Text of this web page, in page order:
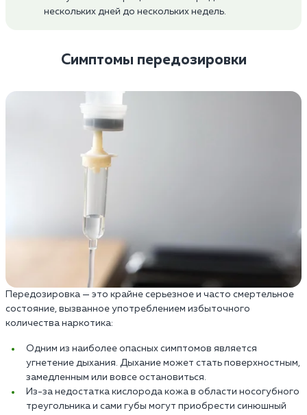
нескольких дней до нескольких недель.
Симптомы передозировки
Передозировка — это крайне серьезное и часто смертельное
состояние, вызванное употреблением избыточного
количества наркотика:
Одним из наиболее опасных симптомов является
угнетение дыхания. Дыхание может стать поверхностным,
замедленным или вовсе остановиться.
Из-за недостатка кислорода кожа в области носогубного
треугольника и сами губы могут приобрести синюшный